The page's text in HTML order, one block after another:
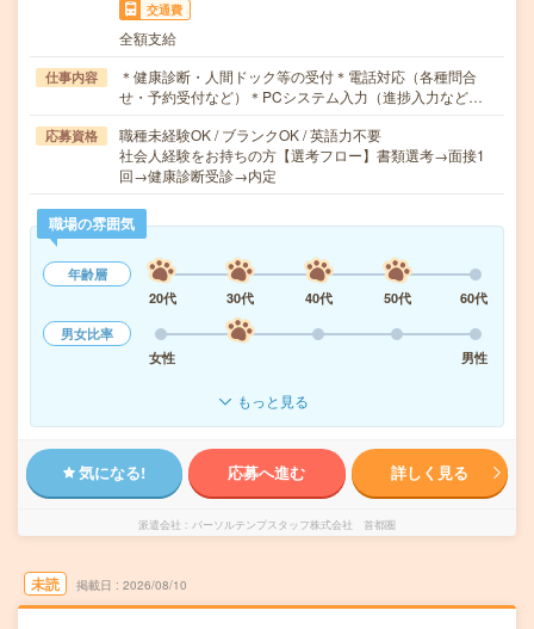
交通費
全額支給
仕事内容
＊健康診断・人間ドック等の受付＊電話対応（各種問合
せ・予約受付など）＊PCシステム入力（進捗入力など…
応募資格
職種未経験OK / ブランクOK / 英語力不要
社会人経験をお持ちの方【選考フロー】書類選考→面接1
回→健康診断受診→内定
職場の雰囲気
年齢層
20代
30代 40代 50代
60代
男女比率
女性
男性
もっと見る
気になる! 応募へ進む 詳しく見る
派遣会社 パーソルテンプスタッフ株式会社 首都圏
未読 掲載日 2026/08/10